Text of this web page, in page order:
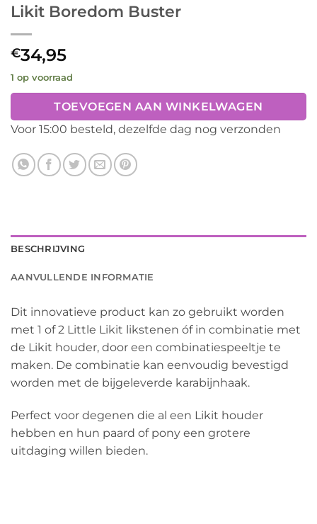
Likit Boredom Buster
€34,95
1 op voorraad
TOEVOEGEN AAN WINKELWAGEN
Voor 15:00 besteld, dezelfde dag nog verzonden
BESCHRIJVING
AANVULLENDE INFORMATIE
Dit innovatieve product kan zo gebruikt worden
met 1 of 2 Little Likit likstenen óf in combinatie met
de Likit houder, door een combinatiespeeltje te
maken. De combinatie kan eenvoudig bevestigd
worden met de bijgeleverde karabijnhaak.
Perfect voor degenen die al een Likit houder
hebben en hun paard of pony een grotere
uitdaging willen bieden.